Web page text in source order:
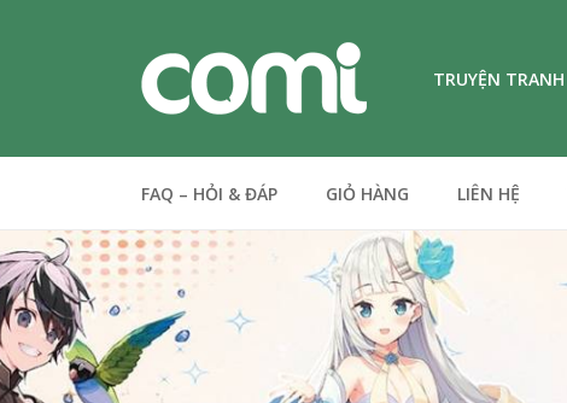
TRUYỆN TRANH
FAQ – HỎI & ĐÁP GIỎ HÀNG LIÊN HỆ